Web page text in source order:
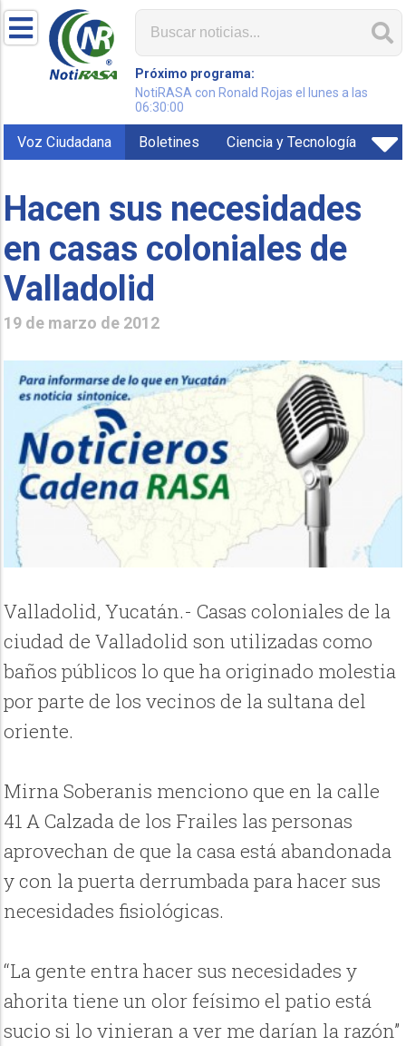
Próximo programa:
NotiRASA con Ronald Rojas el lunes a las
06:30:00
Voz Ciudadana Boletines Ciencia y Tecnología
Hacen sus necesidades
en casas coloniales de
Valladolid
19 de marzo de 2012
Valladolid, Yucatán.- Casas coloniales de la
ciudad de Valladolid son utilizadas como
baños públicos lo que ha originado molestia
por parte de los vecinos de la sultana del
oriente.
Mirna Soberanis menciono que en la calle
41 A Calzada de los Frailes las personas
aprovechan de que la casa está abandonada
y con la puerta derrumbada para hacer sus
necesidades fisiológicas.
“La gente entra hacer sus necesidades y
ahorita tiene un olor feísimo el patio está
sucio si lo vinieran a ver me darían la razón”